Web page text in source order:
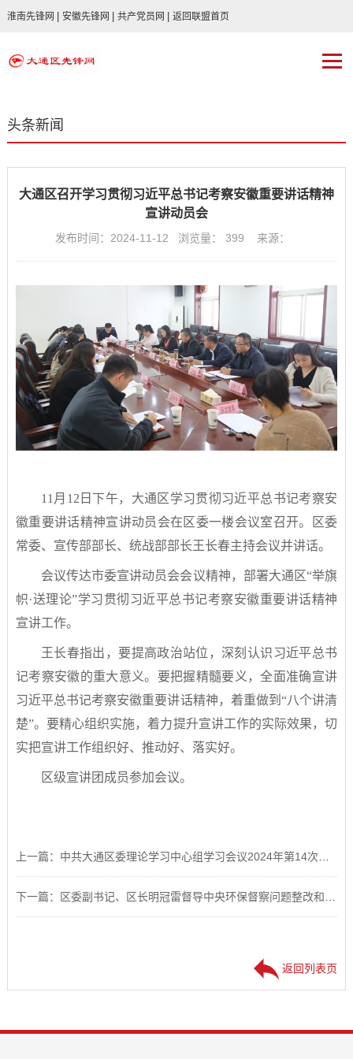
淮南先锋网 安徽先锋网 共产党员网 返回联盟首页
头条新闻
大通区召开学习贯彻习近平总书记考察安徽重要讲话精神
宣讲动员会
发布时间：2024-11-12 浏览量： 399 来源：
11月12日下午，大通区学习贯彻习近平总书记考察安
徽重要讲话精神宣讲动员会在区委一楼会议室召开。区委
常委、宣传部部长、统战部部长王长春主持会议并讲话。
会议传达市委宣讲动员会会议精神，部署大通区“举旗
帜·送理论”学习贯彻习近平总书记考察安徽重要讲话精神
宣讲工作。
王长春指出，要提高政治站位，深刻认识习近平总书
记考察安徽的重大意义。要把握精髓要义，全面准确宣讲
习近平总书记考察安徽重要讲话精神，着重做到“八个讲清
楚”。要精心组织实施，着力提升宣讲工作的实际效果，切
实把宣讲工作组织好、推动好、落实好。
区级宣讲团成员参加会议。
返回列表页